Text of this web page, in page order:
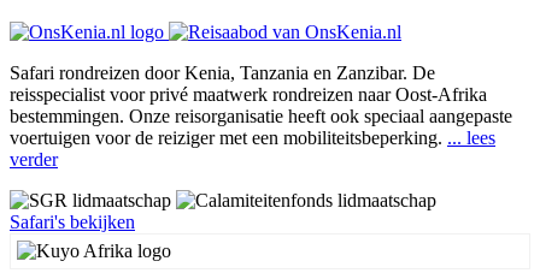
Safari rondreizen door Kenia, Tanzania en Zanzibar. De
reisspecialist voor privé maatwerk rondreizen naar Oost-Afrika
bestemmingen. Onze reisorganisatie heeft ook speciaal aangepaste
voertuigen voor de reiziger met een mobiliteitsbeperking. ... lees
verder
Safari's bekijken